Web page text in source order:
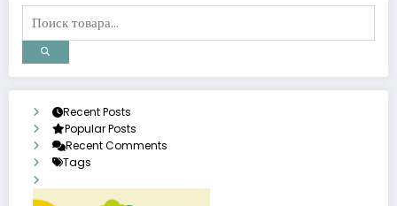
Recent Posts
Popular Posts
Recent Comments
Tags